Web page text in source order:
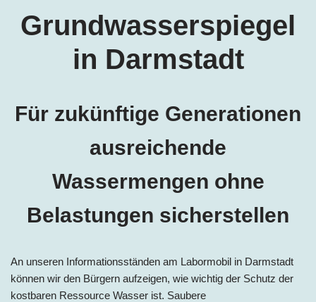
Grundwasserspiegel
in Darmstadt
Für zukünftige Generationen
ausreichende
Wassermengen ohne
Belastungen sicherstellen
An unseren Informationsständen am Labormobil in Darmstadt
können wir den Bürgern aufzeigen, wie wichtig der Schutz der
kostbaren Ressource Wasser ist. Saubere